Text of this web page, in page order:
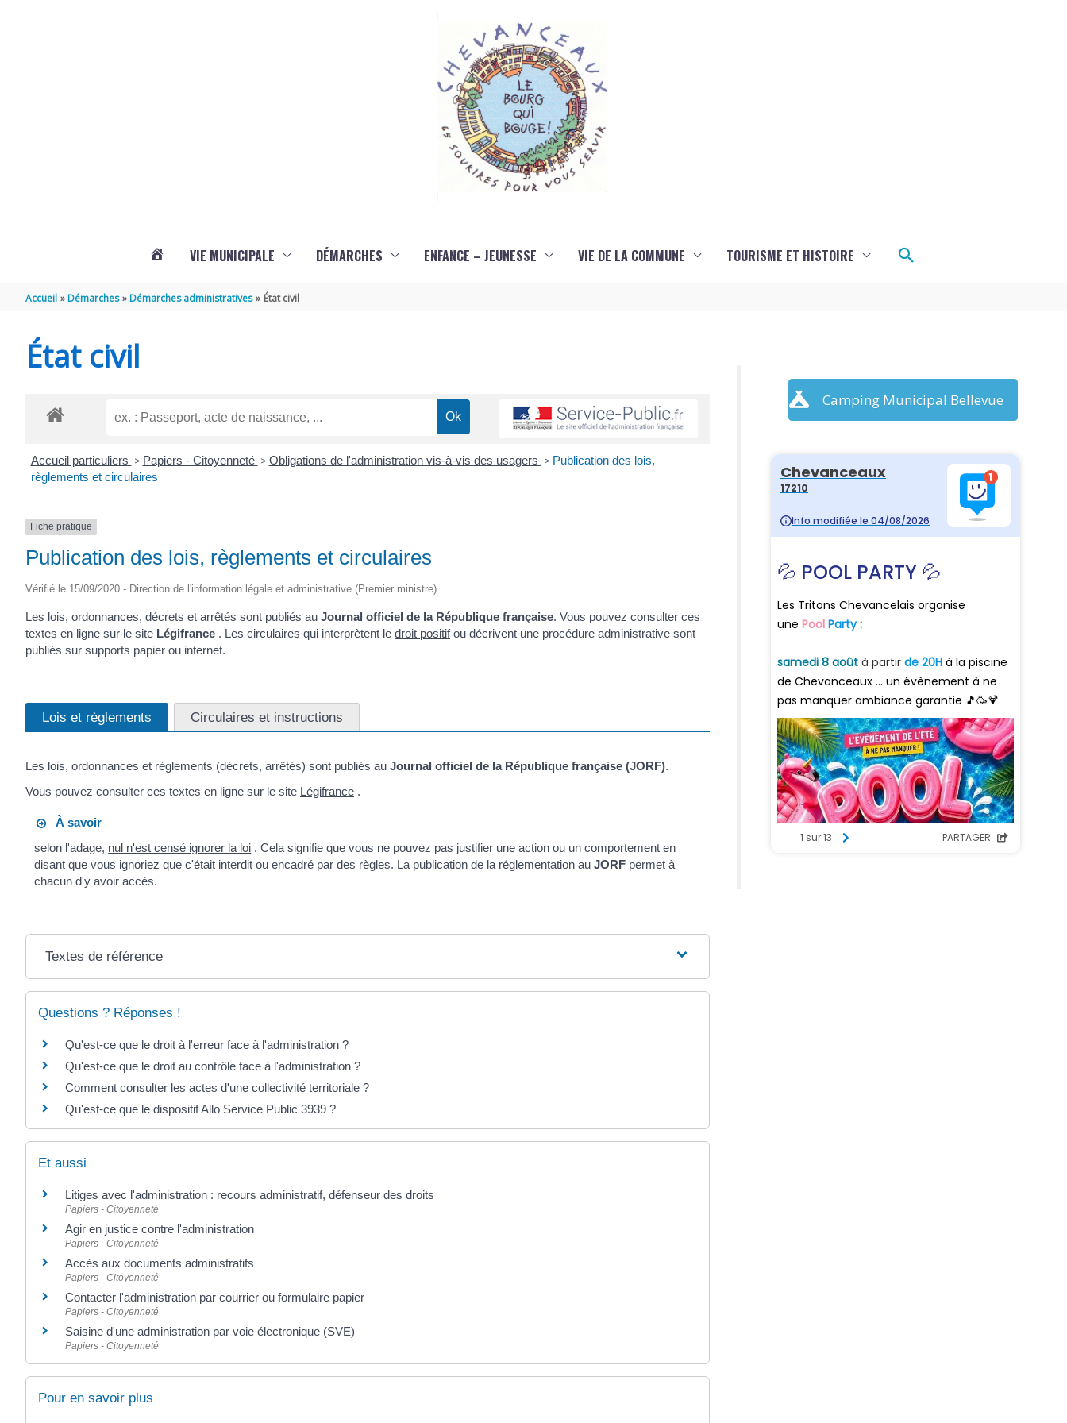
VIE MUNICIPALE DÉMARCHES ENFANCE – JEUNESSE VIE DE LA COMMUNE TOURISME ET HISTOIRE Rechercher
Accueil Démarches Démarches administratives État civil
État civil
Accueil particuliers > Papiers - Citoyenneté > Obligations de l'administration vis-à-vis des usagers > Publication des lois,
règlements et circulaires
Fiche pratique
Publication des lois, règlements et circulaires
Vérifié le 15/09/2020 - Direction de l'information légale et administrative (Premier ministre)
Les lois, ordonnances, décrets et arrêtés sont publiés au Journal officiel de la République française. Vous pouvez consulter ces
textes en ligne sur le site Légifrance . Les circulaires qui interprètent le droit positifou décrivent une procédure administrative sont
publiés sur supports papier ou internet.
Lois et règlements Circulaires et instructions
Les lois, ordonnances et règlements (décrets, arrêtés) sont publiés au Journal officiel de la République française (JORF).
Vous pouvez consulter ces textes en ligne sur le site Légifrance .
À savoir
selon l'adage, nul n'est censé ignorer la loi . Cela signifie que vous ne pouvez pas justifier une action ou un comportement en
disant que vous ignoriez que c'était interdit ou encadré par des règles. La publication de la réglementation auJORF permet à
chacun d'y avoir accès.
Textes de référence
Questions ? Réponses !
Qu'est-ce que le droit à l'erreur face à l'administration ?
Qu'est-ce que le droit au contrôle face à l'administration ?
Comment consulter les actes d'une collectivité territoriale ?
Qu'est-ce que le dispositif Allo Service Public 3939 ?
Et aussi
Litiges avec l'administration : recours administratif, défenseur des droits
Papiers - Citoyenneté
Agir en justice contre l'administration
Papiers - Citoyenneté
Accès aux documents administratifs
Papiers - Citoyenneté
Contacter l'administration par courrier ou formulaire papier
Papiers - Citoyenneté
Saisine d'une administration par voie électronique (SVE)
Papiers - Citoyenneté
Pour en savoir plus
Camping Municipal Bellevue